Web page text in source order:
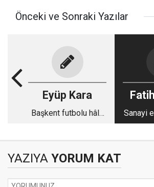
Önceki ve Sonraki Yazılar
Eyüp Kara
Başkent futbolu hâlâ
Sanayi
YAZIYA YORUM KAT